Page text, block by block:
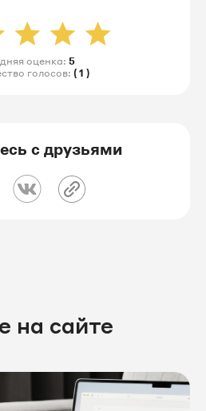
оценка: 5
голосов: ( 1 )
с друзьями
на сайте